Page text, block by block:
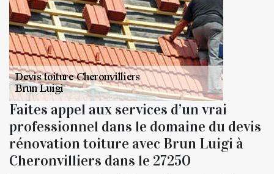
Faites appel aux services d’un vrai
professionnel dans le domaine du devis
rénovation toiture avec Brun Luigi à
Cheronvilliers dans le 27250